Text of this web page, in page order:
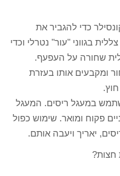
כדי להגביר את
בגווני "עור" נטרלי וכדי
שחורה על העפעף.
ומקבעים אותו בעזרת
במעגל ריסים. המעגל
פקוח ומואר. שימוש כפול
יאריך ויעבה אותם.
חצות?